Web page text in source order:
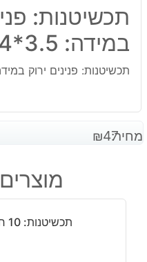
תכשיטנות:
במידה: 3.5*4 מ"מ
תכשיטנות: פנינים ירוק במידה: 3.5*4
מחיר: ₪47
תכשיטנות: 10 חרוזים מוזהב 8 מ"מ